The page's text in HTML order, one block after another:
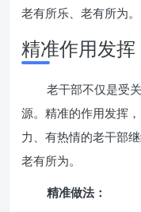
老有所乐、老有所为。
精准作用发
老干部不仅是受
源。精准的作用发挥
力、有热情的老干部
老有所为。
精准做法：